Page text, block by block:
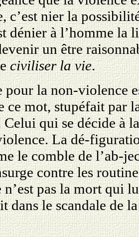
c’est nier la
dénier à l’homme la
un être
civiliser la vie.
pour la non-violence
ce mot, stupéfait par
Celui qui se décide à
La dé-
le comble de l’ab-
contre les
n’est pas la mort qui
dans le scandale de